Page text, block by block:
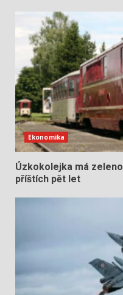
Ekonomika
Úzkokolejka má
příštích pět let